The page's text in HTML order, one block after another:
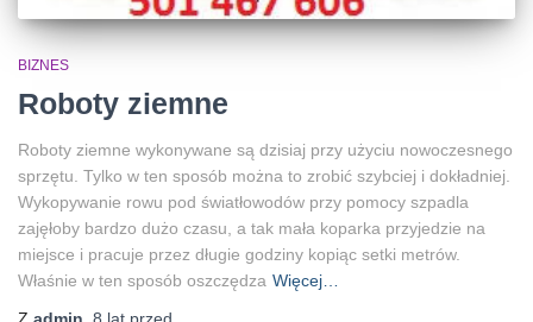
BIZNES
Roboty ziemne
Roboty ziemne wykonywane są dzisiaj przy użyciu nowoczesnego
sprzętu. Tylko w ten sposób można to zrobić szybciej i dokładniej.
Wykopywanie rowu pod światłowodów przy pomocy szpadla
zajęłoby bardzo dużo czasu, a tak mała koparka przyjedzie na
miejsce i pracuje przez długie godziny kopiąc setki metrów.
Właśnie w ten sposób oszczędza Więcej…